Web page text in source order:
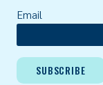
Email